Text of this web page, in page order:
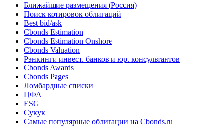
Ближайшие размещения (Россия)
Поиск котировок облигаций
Best bid/ask
Cbonds Estimation
Cbonds Estimation Onshore
Cbonds Valuation
Рэнкинги инвест. банков и юр. консультантов
Cbonds Awards
Cbonds Pages
Ломбардные списки
ЦФА
ESG
Сукук
Самые популярные облигации на Cbonds.ru